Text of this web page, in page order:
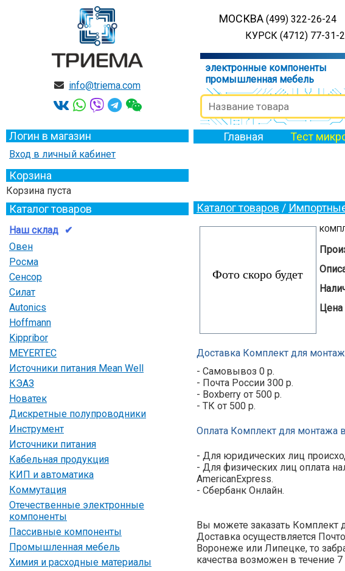
info@triema.com
МОСКВА (499) 322-26-24
КУРСК (4712) 77-31-
электронные компоненты
промышленная мебель
Логин в магазин
Вход в личный кабинет
Корзина
Корзина пуста
Каталог товаров
Наш склад
Овен
Росма
Сенсор
Силат
Autonics
Hoffmann
Kippribor
MEYERTEC
Источники питания Mean Well
КЭАЗ
Новатек
Дискретные полупроводники
Инструмент
Источники питания
Кабельная продукция
КИП и автоматика
Коммутация
Отечественные электронные
компоненты
Пассивные компоненты
Промышленная мебель
Химия и расходные материалы
Главная Тест
Каталог товаров /
Цена
Доставка Комплект для
- Самовывоз 0 р.
- Почта России 300 р.
- Boxberry от 500 р.
- ТК от 500 р.
Оплата Комплект для монтажа
- Для юридических лиц
- Для физических лиц оплата
AmericanExpress.
- Сбербанк Онлайн.
Вы можете заказать Комплект
Доставка осуществляется
Воронеже или Липецке, то
качества возможен в течение